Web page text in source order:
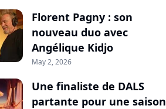
Florent Pagny : son
nouveau duo avec
Angélique Kidjo
May 2, 2026
Une finaliste de DALS
partante pour une saison